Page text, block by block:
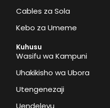
Cables za Sola
Kebo za Umeme
Kuhusu
Wasifu wa Kampuni
Uhakikisho wa Ubora
Utengenezaji
Uendelevu